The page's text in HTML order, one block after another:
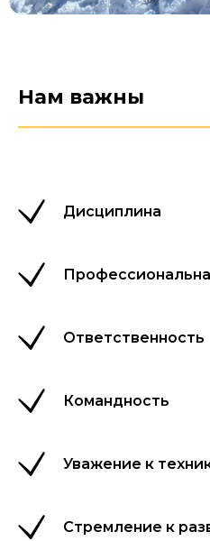
Нам важны
Дисциплина
Ответственность
Командность
Уважение к
Стремление к